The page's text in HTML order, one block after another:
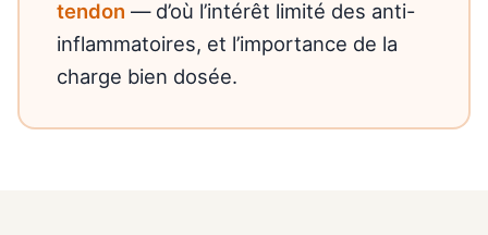
tendon — d’où l’intérêt limité des anti-
inflammatoires, et l’importance de la
charge bien dosée.